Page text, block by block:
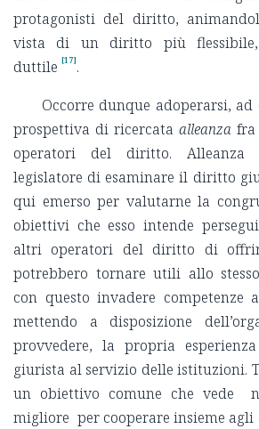
protagonisti del diritto,
vista di un diritto più
duttile [17].
Occorre dunque adoperarsi,
prospettiva di ricercata alleanza fra
operatori del diritto. Alleanza
legislatore di esaminare il diritto
qui emerso per valutarne la
obiettivi che esso intende
altri operatori del diritto di
potrebbero tornare utili allo
con questo invadere competenze
mettendo a disposizione
provvedere, la propria
giurista al servizio delle istituzioni.
un obiettivo comune che vede
migliore per cooperare insieme